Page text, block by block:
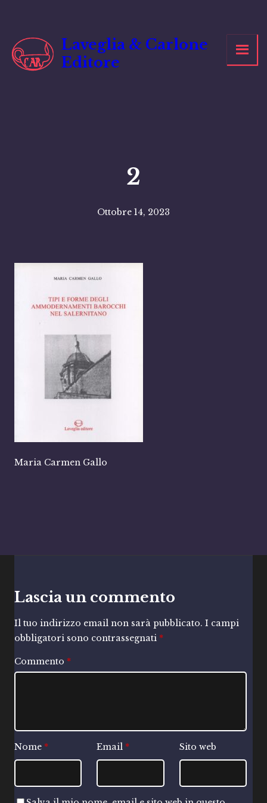
contenuto
Laveglia & Carlone
Editore
2
Ottobre 14, 2023
Maria Carmen Gallo
Lascia un commento
Il tuo indirizzo email non sarà pubblicato. I campi
obbligatori sono contrassegnati *
Commento *
Nome * Email * Sito web